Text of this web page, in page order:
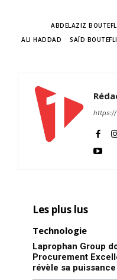
ABDELAZIZ
ALI HADDAD
SAÏD
https://
Les plus lus
Technologie
Laprophan Group
Procurement
révèle sa